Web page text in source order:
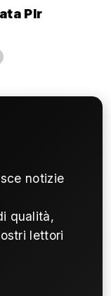
Plr
notizie
qualità,
lettori